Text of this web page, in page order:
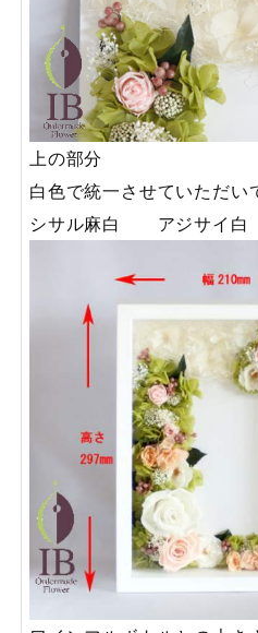
上の部分
白色で統一させていただい
シサル麻白 アジサイ